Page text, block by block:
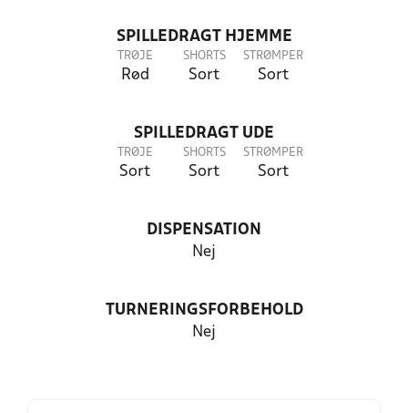
SPILLEDRAGT HJEMME
TRØJE
Rød
SHORTS
Sort
STRØMPER
Sort
SPILLEDRAGT UDE
TRØJE
Sort
SHORTS
Sort
STRØMPER
Sort
DISPENSATION
Nej
TURNERINGSFORBEHOLD
Nej